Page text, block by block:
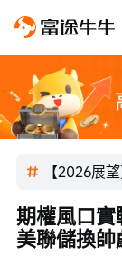
【2026展
期權風口
美聯儲換